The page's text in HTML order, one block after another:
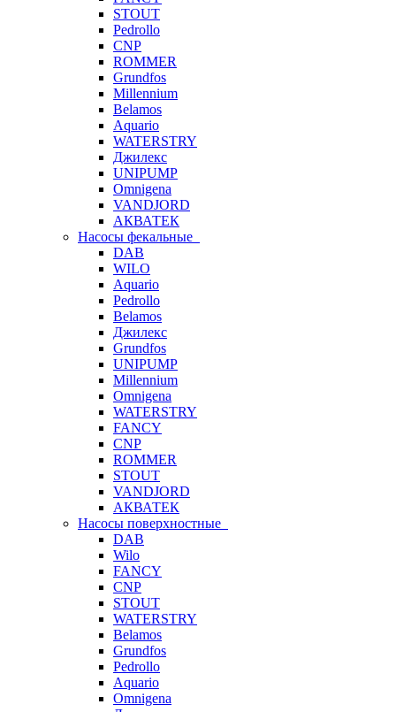
STOUT
Pedrollo
CNP
ROMMER
Grundfos
Millennium
Belamos
Aquario
WATERSTRY
Джилекс
UNIPUMP
Omnigena
VANDJORD
АКВАТЕК
Насосы фекальные
DAB
WILO
Aquario
Pedrollo
Belamos
Джилекс
Grundfos
UNIPUMP
Millennium
Omnigena
WATERSTRY
FANCY
CNP
ROMMER
STOUT
VANDJORD
АКВАТЕК
Насосы поверхностные
DAB
Wilo
FANCY
CNP
STOUT
WATERSTRY
Belamos
Grundfos
Pedrollo
Aquario
Omnigena